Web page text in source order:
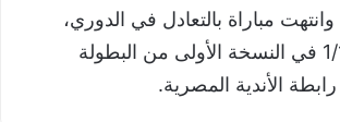
مباراة بالتعادل في الدوري،
وأخرى بالتعادل 1/1 في النسخة الأولى من البطولة
الأندية المصرية.